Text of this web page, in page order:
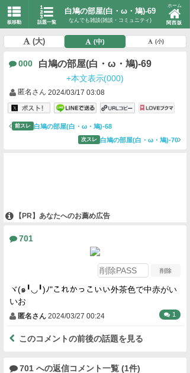
板移動 話題一覧
白鳩の部屋(白・ω・鳩)-69
なんでも雑談(雑談・コミュニティ)
ホーム
関西版
(大) (中) (小)
000 白鳩の部屋(白・ω・鳩)-69
+本文表示(000)
匿名さん 2024/03/17 03:08
前スレ 白鳩の部屋(白・ω・鳩)-68
次スレ 白鳩の部屋(白・ω・鳩)-70
【PR】あなたへのお薦め広告
701
ヾ(๑╹◡╹)ﾉ"これかっこいい外茶色で中赤がい
いお
匿名さん 2024/03/27 00:24 1
このコメントの前後の話題を見る
701 への返信コメント一覧 (1件)